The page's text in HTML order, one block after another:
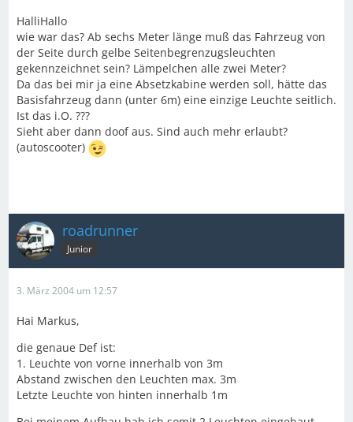
HalliHallo
wie war das? Ab sechs Meter länge muß das Fahrzeug von
der Seite durch gelbe Seitenbegrenzugsleuchten
gekennzeichnet sein? Lämpelchen alle zwei Meter?
Da das bei mir ja eine Absetzkabine werden soll, hätte das
Basisfahrzeug dann (unter 6m) eine einzige Leuchte seitlich.
Ist das i.O. ???
Sieht aber dann doof aus. Sind auch mehr erlaubt?
(autoscooter)
roadrunner
Junior
3. März 2004 um 12:57
Hai Markus,
die genaue Def ist:
1. Leuchte von vorne innerhalb von 3m
Abstand zwischen den Leuchten max. 3m
Letzte Leuchte von hinten innerhalb 1m